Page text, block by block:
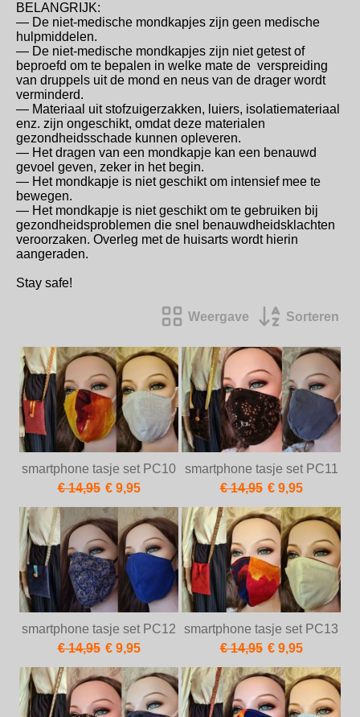
BELANGRIJK:
— De niet-medische mondkapjes zijn geen medische
hulpmiddelen.
— De niet-medische mondkapjes zijn niet getest of
beproefd om te bepalen in welke mate de verspreiding
van druppels uit de mond en neus van de drager wordt
verminderd.
— Materiaal uit stofzuigerzakken, luiers, isolatiemateriaal
enz. zijn ongeschikt, omdat deze materialen
gezondheidsschade kunnen opleveren.
— Het dragen van een mondkapje kan een benauwd
gevoel geven, zeker in het begin.
— Het mondkapje is niet geschikt om intensief mee te
bewegen.
— Het mondkapje is niet geschikt om te gebruiken bij
gezondheidsproblemen die snel benauwdheidsklachten
veroorzaken. Overleg met de huisarts wordt hierin
aangeraden.
Stay safe!
Weergave Sorteren
smartphone tasje set PC10
€ 14,95 € 9,95
smartphone tasje set PC11
€ 14,95 € 9,95
smartphone tasje set PC12
€ 14,95 € 9,95
smartphone tasje set PC13
€ 14,95 € 9,95